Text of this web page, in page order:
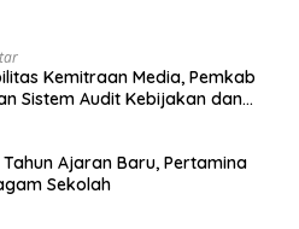
Kemitraan Media, Pemkab
Sistem Audit Kebijakan dan
Ajaran Baru, Pertamina
Sekolah